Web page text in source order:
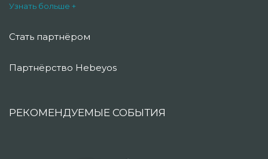
Узнать больше +
Стать партнёром
Партнёрство Hebeyos
РЕКОМЕНДУЕМЫЕ СОБЫТИЯ